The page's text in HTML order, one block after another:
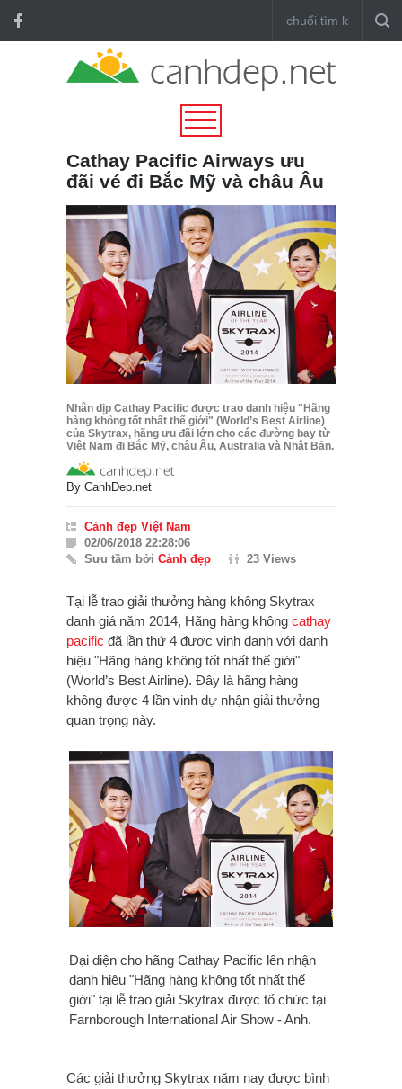
Cathay Pacific Airways ưu
đãi vé đi Bắc Mỹ và châu Âu
Nhân dịp Cathay Pacific được trao danh hiệu "Hãng
hàng không tốt nhất thế giới" (World’s Best Airline)
của Skytrax, hãng ưu đãi lớn cho các đường bay từ
Việt Nam đi Bắc Mỹ, châu Âu, Australia và Nhật Bản.
By CanhDep.net
Cảnh đẹp Việt Nam
02/06/2018 22:28:06
Sưu tầm bởi Cảnh đẹp 23 Views
Tại lễ trao giải thưởng hàng không Skytrax
danh giá năm 2014, Hãng hàng không cathay
pacific đã lần thứ 4 được vinh danh với danh
hiệu "Hãng hàng không tốt nhất thế giới"
(World’s Best Airline). Đây là hãng hàng
không được 4 lần vinh dự nhận giải thưởng
quan trọng này.
Đại diện cho hãng Cathay Pacific lên nhận
danh hiệu "Hãng hàng không tốt nhất thế
giới" tại lễ trao giải Skytrax được tổ chức tại
Farnborough International Air Show - Anh.
Các giải thưởng Skytrax năm nay được bình